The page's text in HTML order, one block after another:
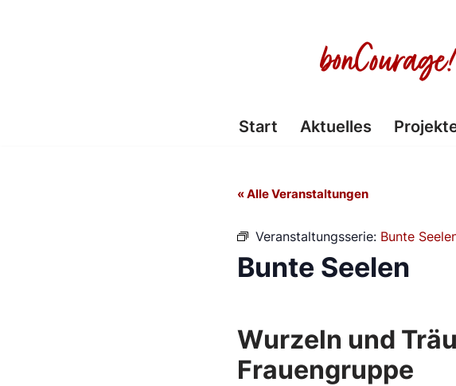
Start Aktuelles
« Alle Veranstaltungen
Veranstaltungsserie: Bunte
Bunte Seelen
Wurzeln und
Frauengruppe